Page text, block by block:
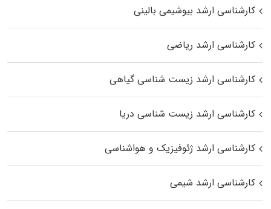
کارشناسی ارشد بیوشیمی بالینی
کارشناسی ارشد ریاضی
کارشناسی ارشد زیست‌ شناسی گیاهی
کارشناسی ارشد زیست‌ شناسی دریا
کارشناسی ارشد ژئوفیزیک و هواشناسی
کارشناسی ارشد شیمی